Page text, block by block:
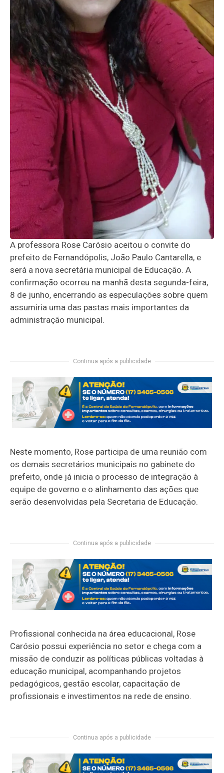
A professora Rose Carósio aceitou o convite do
prefeito de Fernandópolis, João Paulo Cantarella, e
será a nova secretária municipal de Educação. A
confirmação ocorreu na manhã desta segunda-feira,
8 de junho, encerrando as especulações sobre quem
assumiria uma das pastas mais importantes da
administração municipal.
Continua após a publicidade
Neste momento, Rose participa de uma reunião com
os demais secretários municipais no gabinete do
prefeito, onde já inicia o processo de integração à
equipe de governo e o alinhamento das ações que
serão desenvolvidas pela Secretaria de Educação.
Continua após a publicidade
Profissional conhecida na área educacional, Rose
Carósio possui experiência no setor e chega com a
missão de conduzir as políticas públicas voltadas à
educação municipal, acompanhando projetos
pedagógicos, gestão escolar, capacitação de
profissionais e investimentos na rede de ensino.
Continua após a publicidade